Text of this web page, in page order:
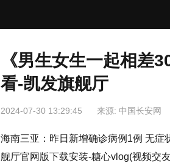
《男生女生一起相差
看-凯发旗舰厅
2024-07-30 13:29:45 来源: 中国长安网
海南三亚：昨日新增确诊病例1例 无
舰厅官网版下载安装-糖心vlog(视频交